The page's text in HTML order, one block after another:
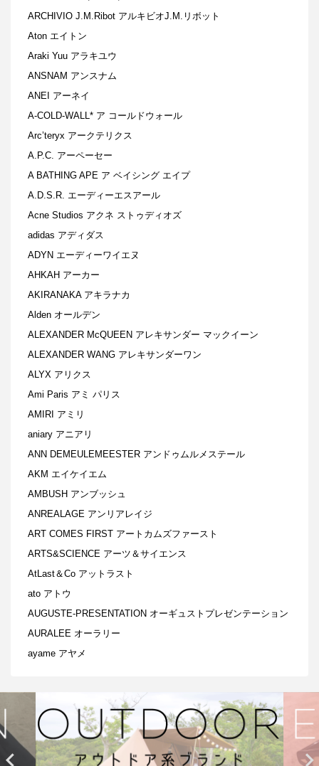
ARCHIVIO J.M.Ribot アルキビオJ.M.リボット
Aton エイトン
Araki Yuu アラキユウ
ANSNAM アンスナム
ANEI アーネイ
A-COLD-WALL* ア コールドウォール
Arc’teryx アークテリクス
A.P.C. アーペーセー
A BATHING APE ア ベイシング エイプ
A.D.S.R. エーディーエスアール
Acne Studios アクネ ストゥディオズ
adidas アディダス
ADYN エーディーワイエヌ
AHKAH アーカー
AKIRANAKA アキラナカ
Alden オールデン
ALEXANDER McQUEEN アレキサンダー マックイーン
ALEXANDER WANG アレキサンダーワン
ALYX アリクス
Ami Paris アミ パリス
AMIRI アミリ
aniary アニアリ
ANN DEMEULEMEESTER アンドゥムルメステール
AKM エイケイエム
AMBUSH アンブッシュ
ANREALAGE アンリアレイジ
ART COMES FIRST アートカムズファースト
ARTS&SCIENCE アーツ＆サイエンス
AtLast＆Co アットラスト
ato アトウ
AUGUSTE-PRESENTATION オーギュストプレゼンテーション
AURALEE オーラリー
ayame アヤメ
 